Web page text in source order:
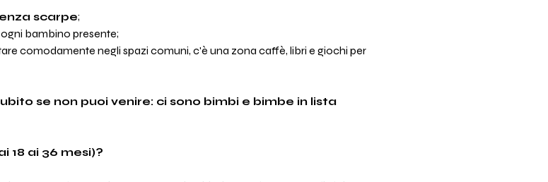
scarpe;
bambino presente;
comodamente negli spazi comuni, c'è una zona caffè, libri e giochi per
se non puoi venire: ci sono bimbi e bimbe in lista
18 ai 36 mesi)?